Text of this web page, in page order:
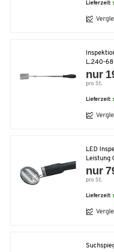
Lieferzeit:
L.240-
nur
pro St.
Lieferzeit:
LED
Leistung
nur
pro St.
Lieferzeit: